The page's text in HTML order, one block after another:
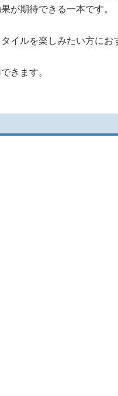
が期待できる一本です。
イルを楽しみたい方に
きます。